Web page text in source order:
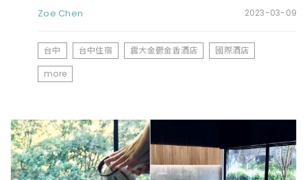
Zoe Chen 2023-03-09
台中 台中住宿 震大金鬱金香酒店
國際酒店
more